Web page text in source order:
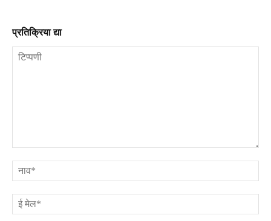
प्रतिक्रिया द्या